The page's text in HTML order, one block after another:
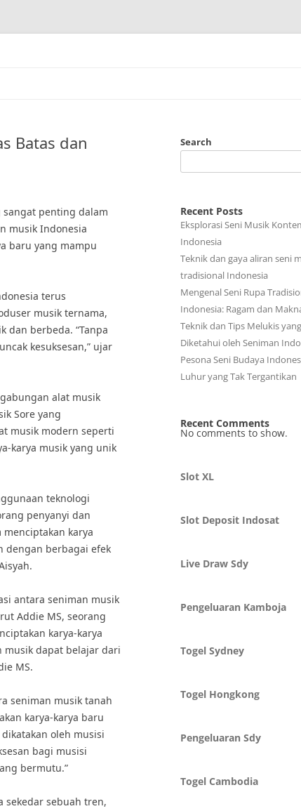
Batas dan
penting dalam
musik Indonesia
baru yang mampu
terus
musik ternama,
dan berbeda. “Tanpa
kesuksesan,” ujar
alat musik
Sore yang
musik modern seperti
karya musik yang unik
teknologi
penyanyi dan
karya
dengan berbagai efek
antara seniman musik
Addie MS, seorang
karya-karya
musik dapat belajar dari
MS.
seniman musik tanah
karya-karya baru
oleh musisi
bagi musisi
bermutu.”
sekedar sebuah tren,
Search
Recent Posts
Eksplorasi Seni Musik
Indonesia
Teknik dan gaya aliran seni
tradisional Indonesia
Mengenal Seni Rupa
Indonesia: Ragam dan
Teknik dan Tips Melukis
Diketahui oleh Seniman
Pesona Seni Budaya
Luhur yang Tak Tergantikan
Recent Comments
No comments to show.
Slot XL
Slot Deposit Indosat
Live Draw Sdy
Pengeluaran Kamboja
Togel Sydney
Togel Hongkong
Pengeluaran Sdy
Togel Cambodia